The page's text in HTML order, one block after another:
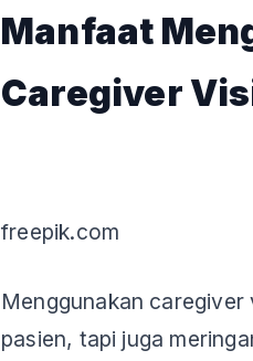
Manfaat
Caregiver
freepik.com
Menggunakan
pasien, tapi juga